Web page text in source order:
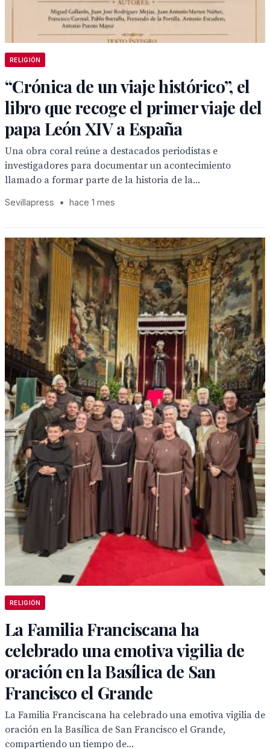
RELIGIÓN
“Crónica de un viaje histórico”, el
libro que recoge el primer viaje del
papa León XIV a España
Una obra coral reúne a destacados periodistas e
investigadores para documentar un acontecimiento
llamado a formar parte de la historia de la...
Sevillapress • hace 1 mes
RELIGIÓN
La Familia Franciscana ha
celebrado una emotiva vigilia de
oración en la Basílica de San
Francisco el Grande
La Familia Franciscana ha celebrado una emotiva vigilia de
oración en la Basílica de San Francisco el Grande,
compartiendo un tiempo de...